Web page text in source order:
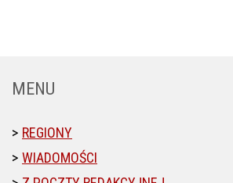
MENU
REGIONY
WIADOMOŚCI